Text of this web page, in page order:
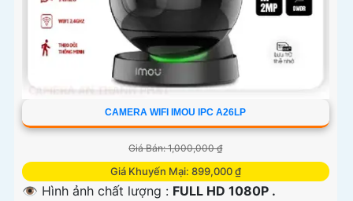
CAMERA WIFI IMOU IPC A26LP
Giá Bán: 1,000,000 ₫
Giá Khuyến Mại: 899,000 ₫
👁 Hình ảnh chất lượng : FULL HD 1080P .